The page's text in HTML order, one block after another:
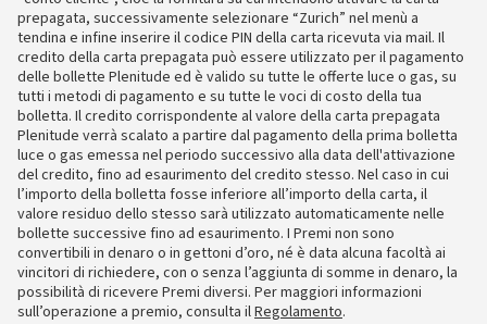
prepagata, successivamente selezionare “Zurich” nel menù a
tendina e infine inserire il codice PIN della carta ricevuta via mail. Il
credito della carta prepagata può essere utilizzato per il pagamento
delle bollette Plenitude ed è valido su tutte le offerte luce o gas, su
tutti i metodi di pagamento e su tutte le voci di costo della tua
bolletta. Il credito corrispondente al valore della carta prepagata
Plenitude verrà scalato a partire dal pagamento della prima bolletta
luce o gas emessa nel periodo successivo alla data dell'attivazione
del credito, fino ad esaurimento del credito stesso. Nel caso in cui
l’importo della bolletta fosse inferiore all’importo della carta, il
valore residuo dello stesso sarà utilizzato automaticamente nelle
bollette successive fino ad esaurimento. I Premi non sono
convertibili in denaro o in gettoni d’oro, né è data alcuna facoltà ai
vincitori di richiedere, con o senza l’aggiunta di somme in denaro, la
possibilità di ricevere Premi diversi. Per maggiori informazioni
sull’operazione a premio, consulta ilRegolamento.